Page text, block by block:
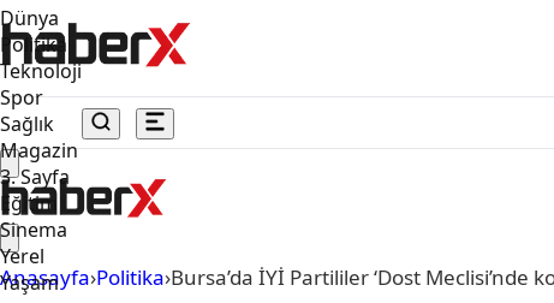
Dünya
Politika
Teknoloji
Spor
Sağlık
Magazin
3. Sayfa
Eğitim
Sinema
Yerel
Yaşam
Anasayfa›Politika›Bursa’da İYİ Partililer ‘Dost Meclisi’nde